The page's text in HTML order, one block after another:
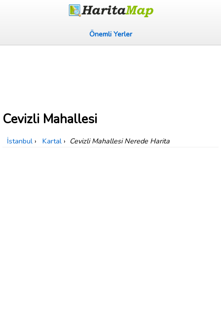
Önemli Yerler
Cevizli Mahallesi
İstanbul › Kartal › Cevizli Mahallesi Nerede Harita